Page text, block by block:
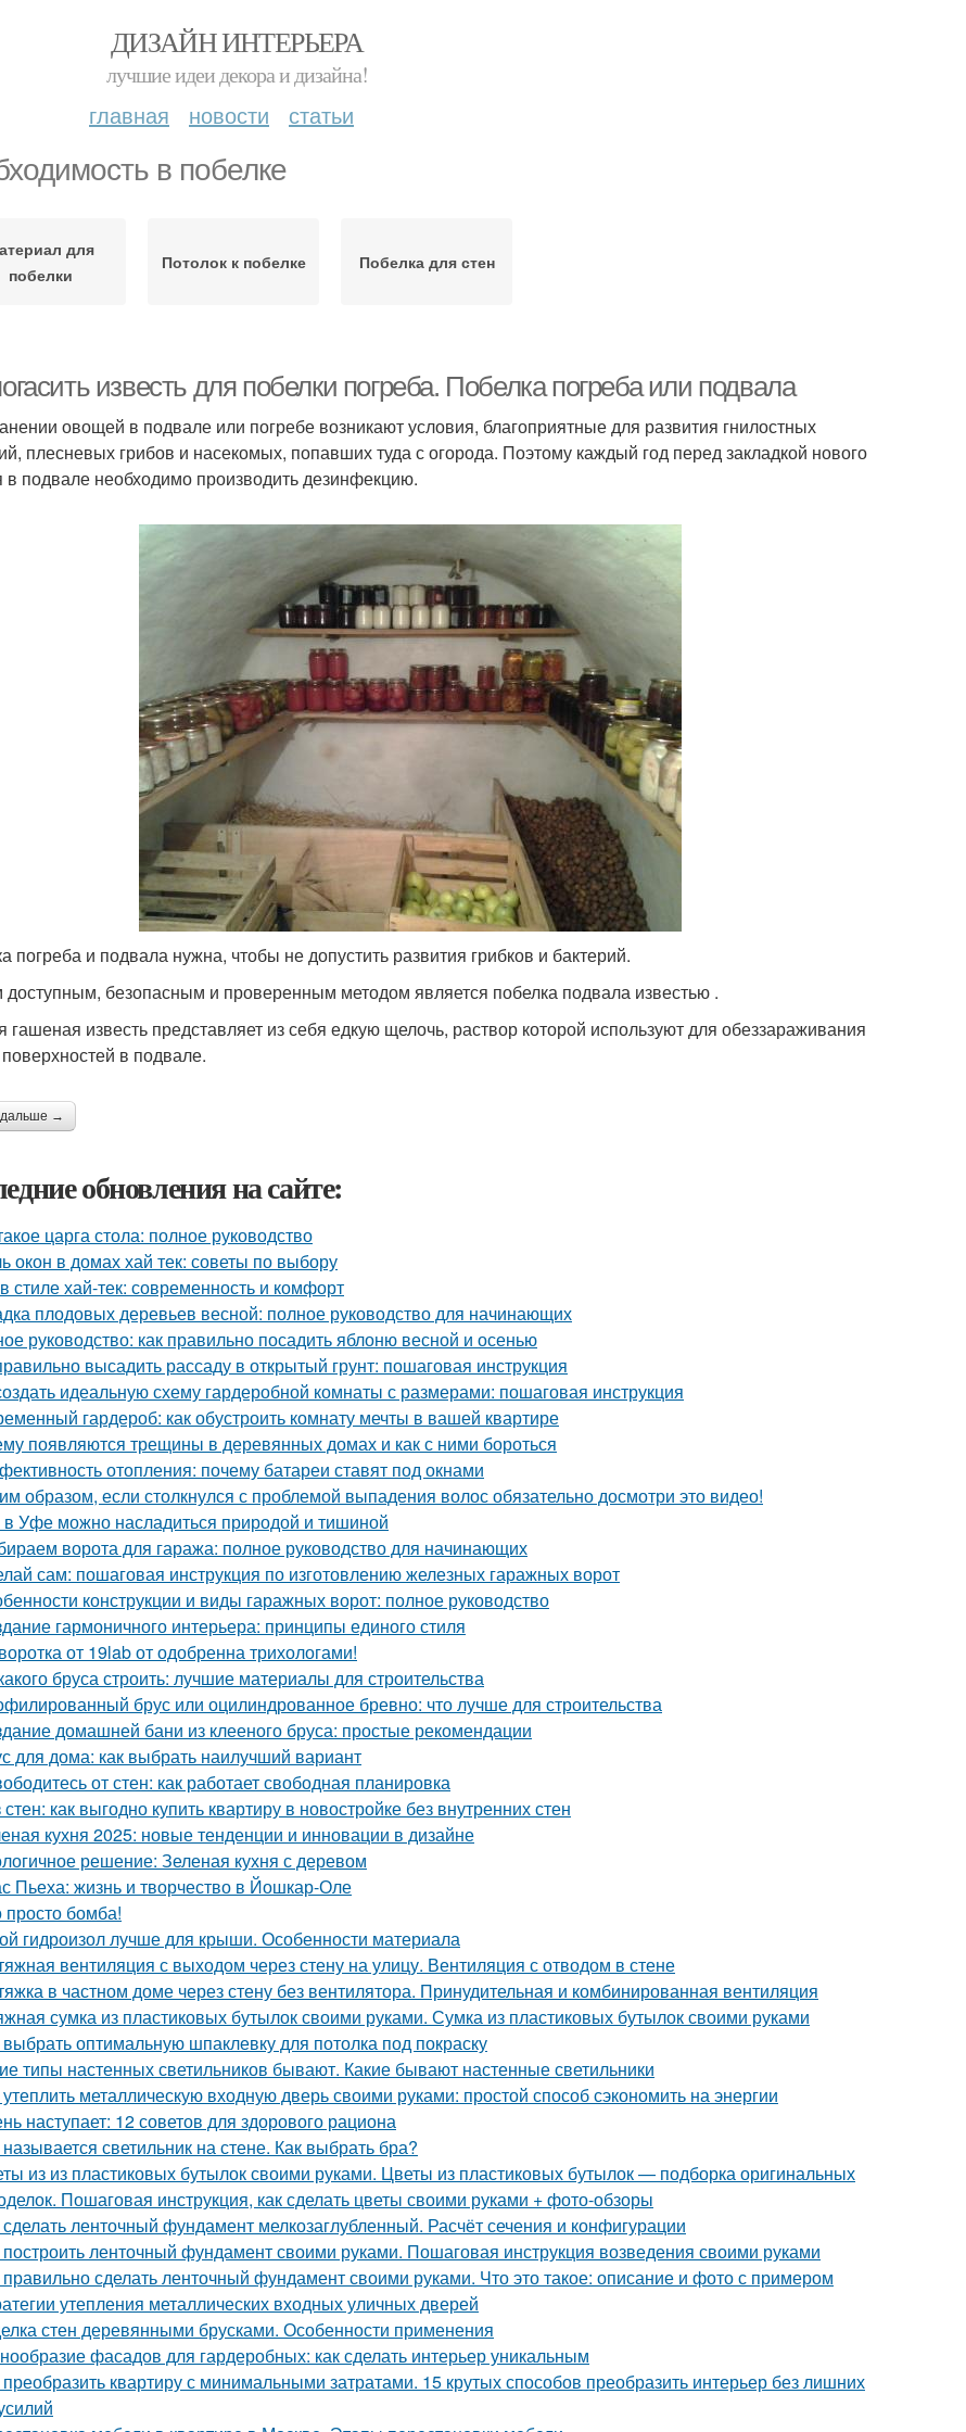
ДИЗАЙН ИНТЕРЬЕРА
лучшие идеи декора и дизайна!
главная новости статьи
в побелке
для
побелки
Потолок к побелке Побелка для стен
известь для побелки погреба. Побелка погреба или подвала
овощей в подвале или погребе возникают условия, благоприятные для развития гнилостных
плесневых грибов и насекомых, попавших туда с огорода. Поэтому каждый год перед закладкой нового
в подвале необходимо производить дезинфекцию.
погреба и подвала нужна, чтобы не допустить развития грибков и бактерий.
безопасным и проверенным методом является побелка подвала известью .
известь представляет из себя едкую щелочь, раствор которой используют для обеззараживания
в подвале.
дальше →
обновления на сайте:
царга стола: полное руководство
окон в домах хай тек: советы по выбору
стиле хай-тек: современность и комфорт
плодовых деревьев весной: полное руководство для начинающих
руководство: как правильно посадить яблоню весной и осенью
высадить рассаду в открытый грунт: пошаговая инструкция
идеальную схему гардеробной комнаты с размерами: пошаговая инструкция
гардероб: как обустроить комнату мечты в вашей квартире
появляются трещины в деревянных домах и как с ними бороться
отопления: почему батареи ставят под окнами
образом, если столкнулся с проблемой выпадения волос обязательно досмотри это видео!
в Уфе можно насладиться природой и тишиной
ворота для гаража: полное руководство для начинающих
сам: пошаговая инструкция по изготовлению железных гаражных ворот
конструкции и виды гаражных ворот: полное руководство
гармоничного интерьера: принципы единого стиля
от 19lab от одобренна трихологами!
бруса строить: лучшие материалы для строительства
брус или оцилиндрованное бревно: что лучше для строительства
домашней бани из клееного бруса: простые рекомендации
для дома: как выбрать наилучший вариант
от стен: как работает свободная планировка
стен: как выгодно купить квартиру в новостройке без внутренних стен
кухня 2025: новые тенденции и инновации в дизайне
решение: Зеленая кухня с деревом
Пьеха: жизнь и творчество в Йошкар-Оле
просто бомба!
гидроизол лучше для крыши. Особенности материала
вентиляция с выходом через стену на улицу. Вентиляция с отводом в стене
в частном доме через стену без вентилятора. Принудительная и комбинированная вентиляция
сумка из пластиковых бутылок своими руками. Сумка из пластиковых бутылок своими руками
выбрать оптимальную шпаклевку для потолка под покраску
типы настенных светильников бывают. Какие бывают настенные светильники
утеплить металлическую входную дверь своими руками: простой способ сэкономить на энергии
наступает: 12 советов для здорового рациона
называется светильник на стене. Как выбрать бра?
из из пластиковых бутылок своими руками. Цветы из пластиковых бутылок — подборка оригинальных
Пошаговая инструкция, как сделать цветы своими руками + фото-обзоры
сделать ленточный фундамент мелкозаглубленный. Расчёт сечения и конфигурации
построить ленточный фундамент своими руками. Пошаговая инструкция возведения своими руками
правильно сделать ленточный фундамент своими руками. Что это такое: описание и фото с примером
утепления металлических входных уличных дверей
стен деревянными брусками. Особенности применения
фасадов для гардеробных: как сделать интерьер уникальным
преобразить квартиру с минимальными затратами. 15 крутых способов преобразить интерьер без лишних